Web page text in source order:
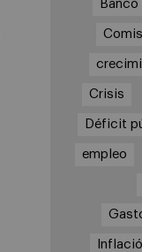
Crisis
Déficit
empleo